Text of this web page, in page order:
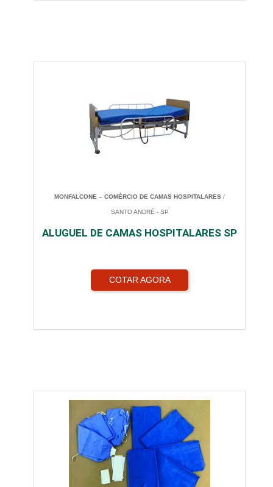
MONFALCONE – COMÉRCIO DE CAMAS HOSPITALARES /
SANTO ANDRÉ - SP
ALUGUEL DE CAMAS HOSPITALARES SP
COTAR AGORA